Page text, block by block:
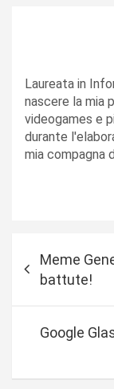
Laureata in
nascere la mia
videogames e
durante
mia compagna
a
Meme
battute!
Google